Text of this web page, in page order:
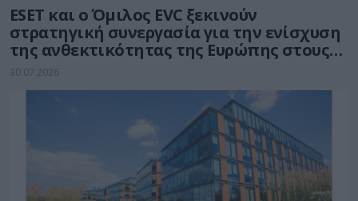
ESET και ο Όμιλος EVC ξεκινούν
στρατηγική συνεργασία για την ενίσχυση
της ανθεκτικότητας της Ευρώπης στους
τομείς κυβερνοασφάλειας και ενέργειας
30.07.2026